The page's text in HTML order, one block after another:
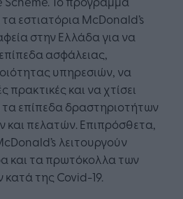
εστιατόρια McDonald’s
στην Ελλάδα για να
ασφάλειας,
υπηρεσιών, να
πρακτικές και να χτίσει
επίπεδα δραστηριοτήτων
και πελατών. Επιπρόσθετα,
λειτουργούν
και τα πρωτόκολλα των
της Covid-19.